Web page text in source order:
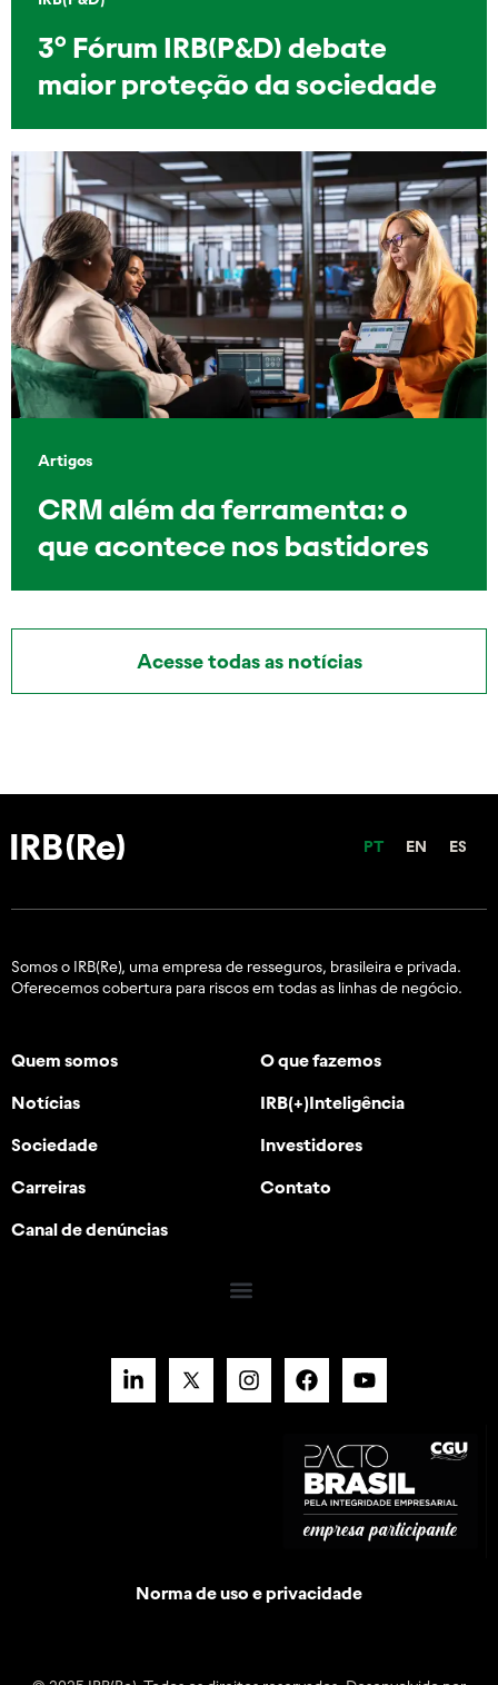
3º Fórum IRB(P&D) debate
maior proteção da sociedade
Artigos
CRM além da ferramenta: o
que acontece nos bastidores
Acesse todas as notícias
PT EN ES
Somos o IRB(Re), uma empresa de resseguros, brasileira e privada.
Oferecemos cobertura para riscos em todas as linhas de negócio.
Quem somos O que fazemos
Notícias IRB(+)Inteligência
Sociedade Investidores
Carreiras Contato
Canal de denúncias
Norma de uso e privacidade